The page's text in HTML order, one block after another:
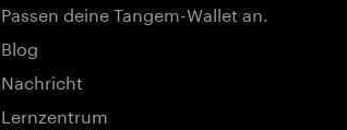
Passen deine Tangem-Wallet an.
Blog
Nachricht
Lernzentrum